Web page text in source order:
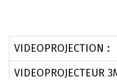
VIDEOPROJECTION :
VIDEOPROJECTEUR